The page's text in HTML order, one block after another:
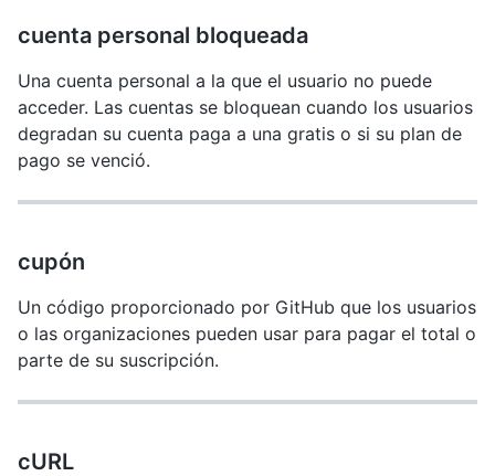
cuenta personal bloqueada
Una cuenta personal a la que el usuario no puede
acceder. Las cuentas se bloquean cuando los usuarios
degradan su cuenta paga a una gratis o si su plan de
pago se venció.
cupón
Un código proporcionado por GitHub que los usuarios
o las organizaciones pueden usar para pagar el total o
parte de su suscripción.
cURL